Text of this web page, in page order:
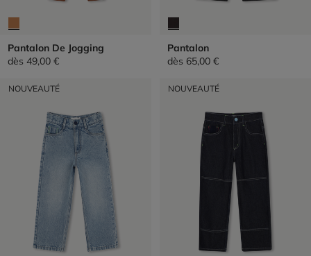
Pantalon De Jogging
dès 49,00 €
Pantalon
dès 65,00 €
NOUVEAUTÉ NOUVEAUTÉ